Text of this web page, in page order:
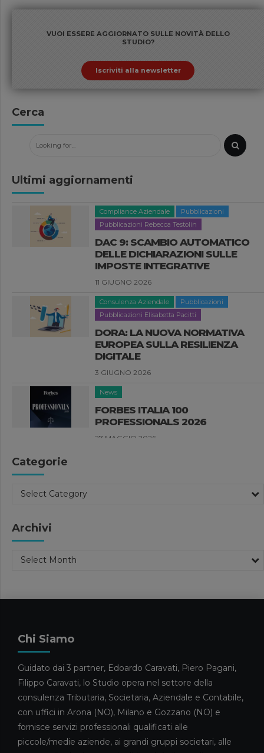
VUOI ESSERE AGGIORNATO SULLE NOVITÀ DELLO
STUDIO?
Iscriviti alla newsletter
Cerca
Ultimi aggiornamenti
Compliance Aziendale
Pubblicazioni
Pubblicazioni Rebecca Testolin
DAC 9: SCAMBIO AUTOMATICO
DELLE DICHIARAZIONI SULLE
IMPOSTE INTEGRATIVE
11 GIUGNO 2026
Consulenza Aziendale
Pubblicazioni
Pubblicazioni Elisabetta Pacitti
DORA: LA NUOVA NORMATIVA
EUROPEA SULLA RESILIENZA
DIGITALE
3 GIUGNO 2026
News
FORBES ITALIA 100
PROFESSIONALS 2026
27 MAGGIO 2026
2026
5 MAGGIO 2026
News
ELISA RIVA E GIULIA CAMEROTTO
FANNO IL LORO INGRESSO NELLO
STAFF
Categorie
Select Category
Archivi
Select Month
Chi Siamo
Guidato dai 3 partner, Edoardo Caravati, Piero Pagani,
Filippo Caravati, lo Studio opera nel settore della
consulenza Tributaria, Societaria, Aziendale e Contabile,
con uffici in Arona (NO), Milano e Gozzano (NO) e
fornisce servizi professionali qualificati alle
piccole/medie aziende, ai grandi gruppi societari, alle